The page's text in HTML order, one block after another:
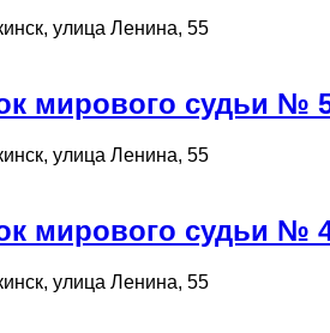
улица Ленина, 55
мирового судьи №
улица Ленина, 55
мирового судьи №
улица Ленина, 55